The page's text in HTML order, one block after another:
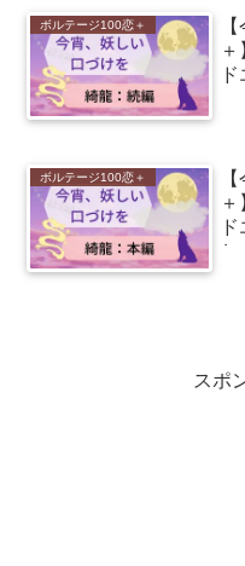
ボルテージ100恋＋
ボルテージ100恋＋
と
スポ